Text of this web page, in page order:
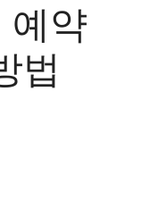
예약
법